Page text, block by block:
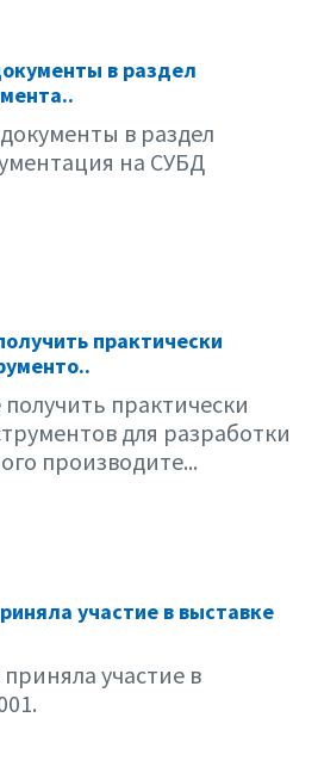
в раздел
в раздел
на СУБД
практически
практически
для разработки
производите...
участие в выставке
участие в